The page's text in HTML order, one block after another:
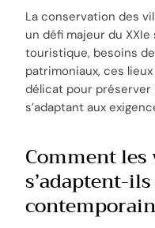
La conservation des
un défi majeur du
touristique, besoins
patrimoniaux, ces
délicat pour
s’adaptant aux
Comment
s’adaptent-